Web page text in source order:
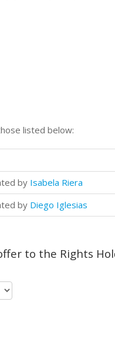
listed below:
by Isabela Riera
by Diego Iglesias
to the Rights